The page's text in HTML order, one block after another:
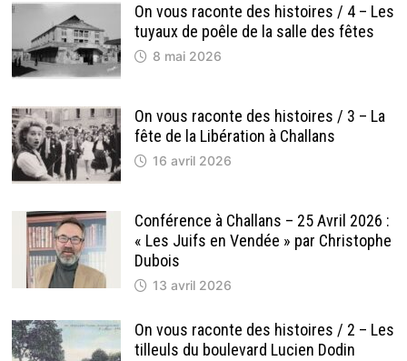
On vous raconte des histoires / 4 – Les
tuyaux de poêle de la salle des fêtes
8 mai 2026
On vous raconte des histoires / 3 – La
fête de la Libération à Challans
16 avril 2026
Conférence à Challans – 25 Avril 2026 :
« Les Juifs en Vendée » par Christophe
Dubois
13 avril 2026
On vous raconte des histoires / 2 – Les
tilleuls du boulevard Lucien Dodin